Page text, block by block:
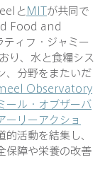
とMITが共同で
Food and
ィフ・ジャミー
り、水と食糧シス
、分野をまたいだ
Observatory
ル・オブザーバ
ーリーアクショ
活動を結集し、
保障や栄養の改善